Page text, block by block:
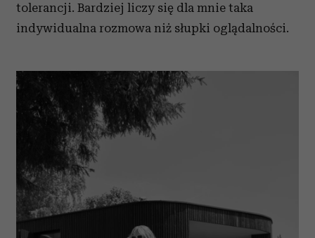
tolerancji. Bardziej liczy się dla mnie taka
indywidualna rozmowa niż słupki oglądalności.